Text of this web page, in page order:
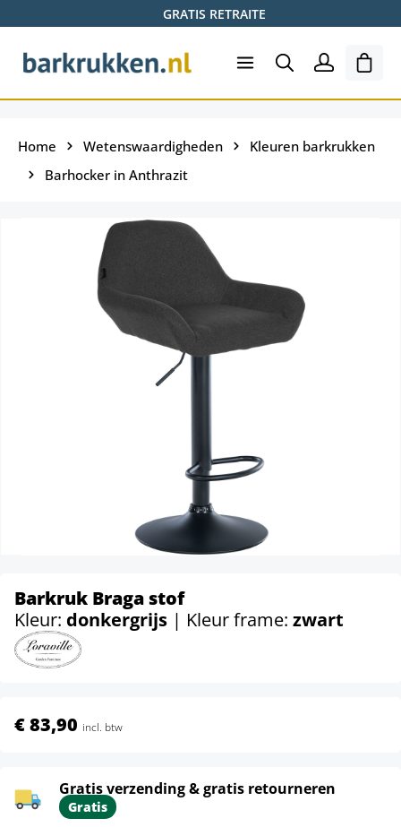
GRATIS RETRAITE
Home Wetenswaardigheden
Kleuren barkrukken
Barhocker in Anthrazit
Barkruk Braga stof
Kleur: donkergrijs | Kleur frame: zwart
€ 83,90 incl. btw
Gratis verzending & gratis retourneren
Gratis